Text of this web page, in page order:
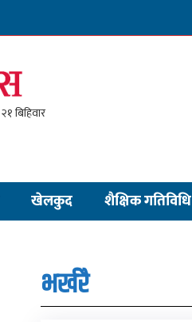
खेलकुद शैक्षिक गतिविधि
भर्खरै